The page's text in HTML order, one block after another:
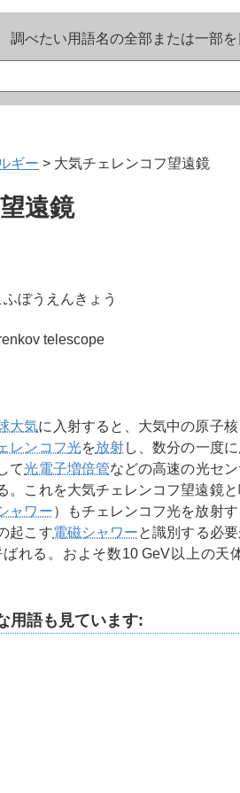
調べたい用語名の全部または一部
ギー > 大気チェレンコフ望遠鏡
遠鏡
ぼうえんきょう
telescope
大気に入射すると、大気中の原子
レンコフ光を放射し、数分の一度
て光電子増倍管などの高速の光セ
。これを大気チェレンコフ望遠鏡
ャワー）もチェレンコフ光を放射
起こす電磁シャワーと識別する必
れる。およそ数10 GeV以上の天
用語も見ています: